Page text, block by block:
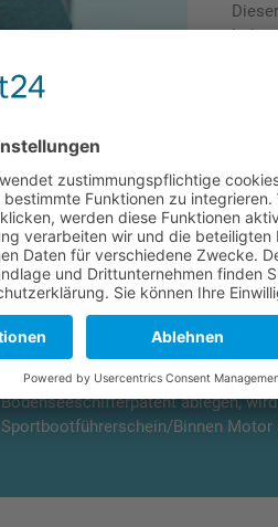
Das Team der
Dipl. Nautiker und zertifizierter DSV
Unser Tipp:wenn Sie noch eine
Bodenseeschifferpatent ablegen,
Sportbootführerschein/Binnen